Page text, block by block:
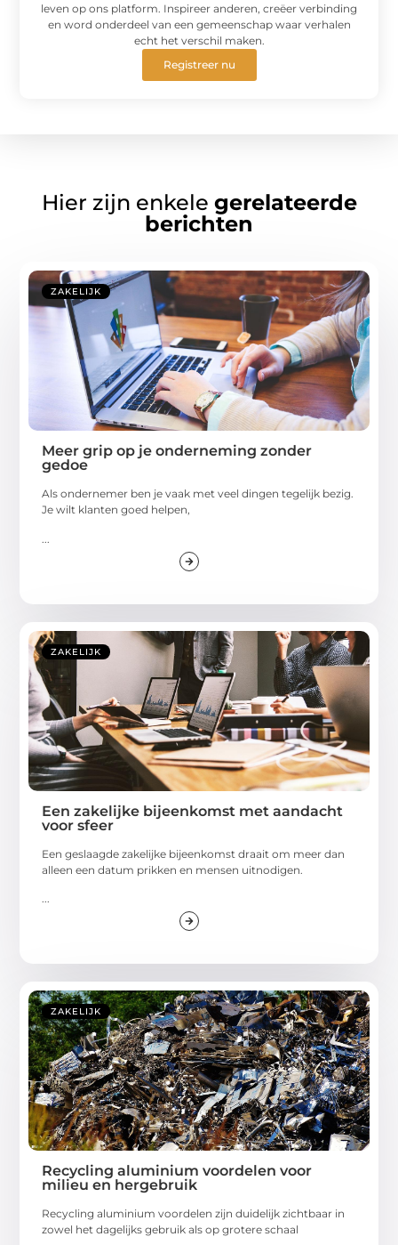
leven op ons platform. Inspireer anderen, creëer verbinding
en word onderdeel van een gemeenschap waar verhalen
echt het verschil maken.
Registreer nu
Hier zijn enkele gerelateerde
berichten
ZAKELIJK
Meer grip op je onderneming zonder
gedoe
Als ondernemer ben je vaak met veel dingen tegelijk bezig.
Je wilt klanten goed helpen,
ZAKELIJK
Een zakelijke bijeenkomst met aandacht
voor sfeer
Een geslaagde zakelijke bijeenkomst draait om meer dan
alleen een datum prikken en mensen uitnodigen.
ZAKELIJK
Recycling aluminium voordelen voor
milieu en hergebruik
Recycling aluminium voordelen zijn duidelijk zichtbaar in
zowel het dagelijks gebruik als op grotere schaal